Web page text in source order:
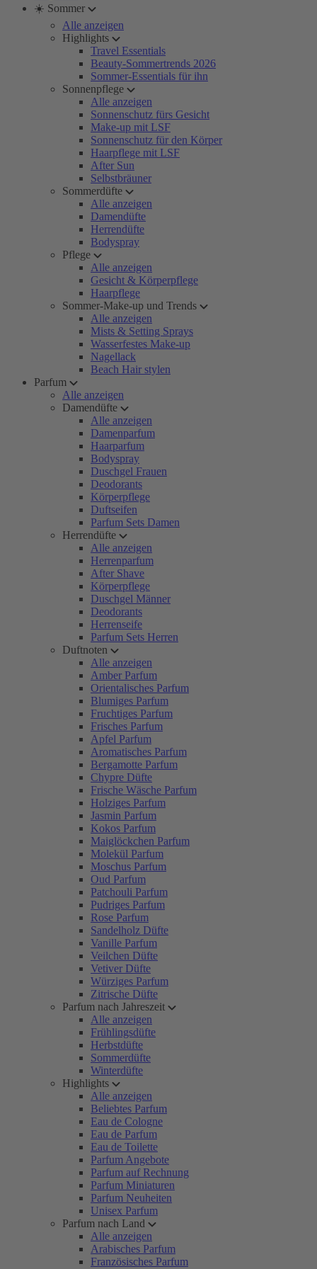
☀️ Sommer
Alle anzeigen
Highlights
Travel Essentials
Beauty-Sommertrends 2026
Sommer-Essentials für ihn
Sonnenpflege
Alle anzeigen
Sonnenschutz fürs Gesicht
Make-up mit LSF
Sonnenschutz für den Körper
Haarpflege mit LSF
After Sun
Selbstbräuner
Sommerdüfte
Alle anzeigen
Damendüfte
Herrendüfte
Bodyspray
Pflege
Alle anzeigen
Gesicht & Körperpflege
Haarpflege
Sommer-Make-up und Trends
Alle anzeigen
Mists & Setting Sprays
Wasserfestes Make-up
Nagellack
Beach Hair stylen
Parfum
Alle anzeigen
Damendüfte
Alle anzeigen
Damenparfum
Haarparfum
Bodyspray
Duschgel Frauen
Deodorants
Körperpflege
Duftseifen
Parfum Sets Damen
Herrendüfte
Alle anzeigen
Herrenparfum
After Shave
Körperpflege
Duschgel Männer
Deodorants
Herrenseife
Parfum Sets Herren
Duftnoten
Alle anzeigen
Amber Parfum
Orientalisches Parfum
Blumiges Parfum
Fruchtiges Parfum
Frisches Parfum
Apfel Parfum
Aromatisches Parfum
Bergamotte Parfum
Chypre Düfte
Frische Wäsche Parfum
Holziges Parfum
Jasmin Parfum
Kokos Parfum
Maiglöckchen Parfum
Molekül Parfum
Moschus Parfum
Oud Parfum
Patchouli Parfum
Pudriges Parfum
Rose Parfum
Sandelholz Düfte
Vanille Parfum
Veilchen Düfte
Vetiver Düfte
Würziges Parfum
Zitrische Düfte
Parfum nach Jahreszeit
Alle anzeigen
Frühlingsdüfte
Herbstdüfte
Sommerdüfte
Winterdüfte
Highlights
Alle anzeigen
Beliebtes Parfum
Eau de Cologne
Eau de Parfum
Eau de Toilette
Parfum Angebote
Parfum auf Rechnung
Parfum Miniaturen
Parfum Neuheiten
Unisex Parfum
Parfum nach Land
Alle anzeigen
Arabisches Parfum
Französisches Parfum